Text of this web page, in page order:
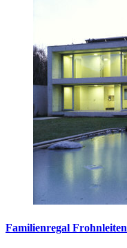
Familienregal Frohnleiten